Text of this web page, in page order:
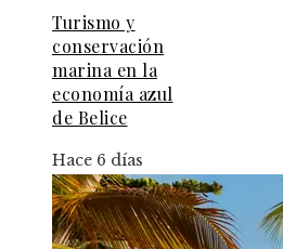
Turismo y
conservación
marina en la
economía azul
de Belice
Hace 6 días